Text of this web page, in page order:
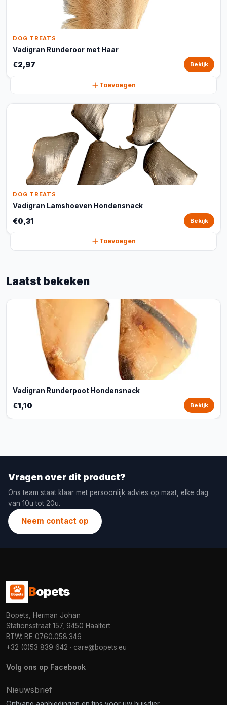
DOG TREATS
Vadigran Runderoor met Haar
€2,97 Bekijk
Toevoegen
DOG TREATS
Vadigran Lamshoeven Hondensnack
€0,31 Bekijk
Toevoegen
Laatst bekeken
Vadigran Runderpoot Hondensnack
€1,10 Bekijk
Vragen over dit product?
Ons team staat klaar met persoonlijk advies op maat, elke dag
van 10u tot 20u.
Neem contact op
Bopets
Bopets, Herman Johan
Stationsstraat 157, 9450 Haaltert
BTW: BE 0760.058.346
+32 (0)53 839 642 · care@bopets.eu
Volg ons op Facebook
Nieuwsbrief